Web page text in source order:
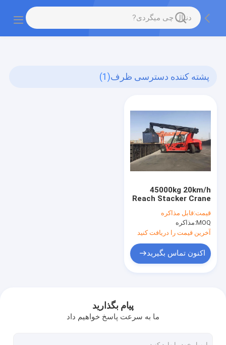
gtag('config', 'G-QWE9HWC3PF', {cookie_flags:
"SameSite=None;Secure"});
پشته کننده دسترسی ظرف(1)
45000kg 20km/h
Reach Stacker Crane
International
Container Stacker
Machine
قیمت:قابل مذاکره
MOQ: مذاکره
آخرین قیمت را دریافت کنید
اکنون تماس بگیرید
پیام بگذارید
ما به سرعت پاسخ خواهیم داد